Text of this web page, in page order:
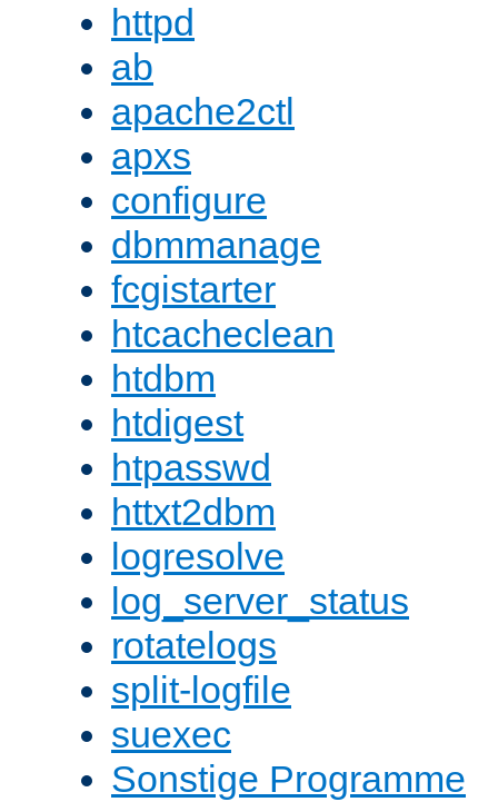
httpd
ab
apache2ctl
apxs
configure
dbmmanage
fcgistarter
htcacheclean
htdbm
htdigest
htpasswd
httxt2dbm
logresolve
log_server_status
rotatelogs
split-logfile
suexec
Sonstige Programme